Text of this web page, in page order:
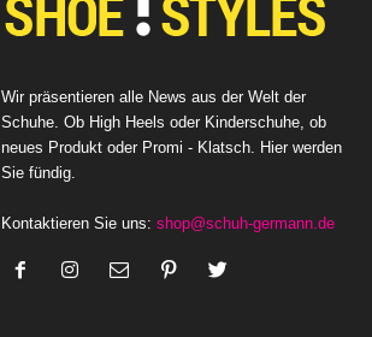
Wir präsentieren alle News aus der Welt der
Schuhe. Ob High Heels oder Kinderschuhe, ob
neues Produkt oder Promi - Klatsch. Hier werden
Sie fündig.
Kontaktieren Sie uns: shop@schuh-germann.de